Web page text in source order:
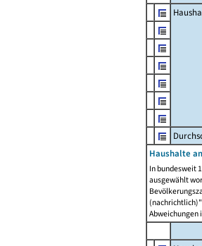
Haushalte
In bundesweit
ausgewählt
Abweichungen